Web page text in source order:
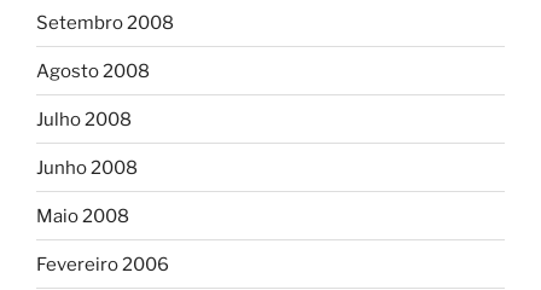
Setembro 2008
Agosto 2008
Julho 2008
Junho 2008
Maio 2008
Fevereiro 2006